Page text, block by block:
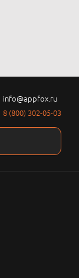
info@appfox.ru
8 (800) 302-05-03